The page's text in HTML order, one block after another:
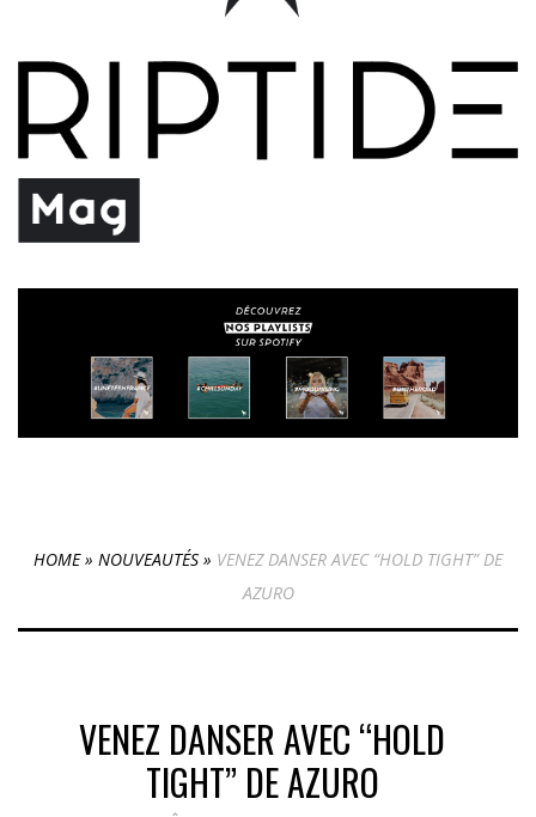
HOME» NOUVEAUTÉS » VENEZ DANSER AVEC “HOLD TIGHT” DE
AZURO
VENEZ DANSER AVEC “HOLD
TIGHT” DE AZURO